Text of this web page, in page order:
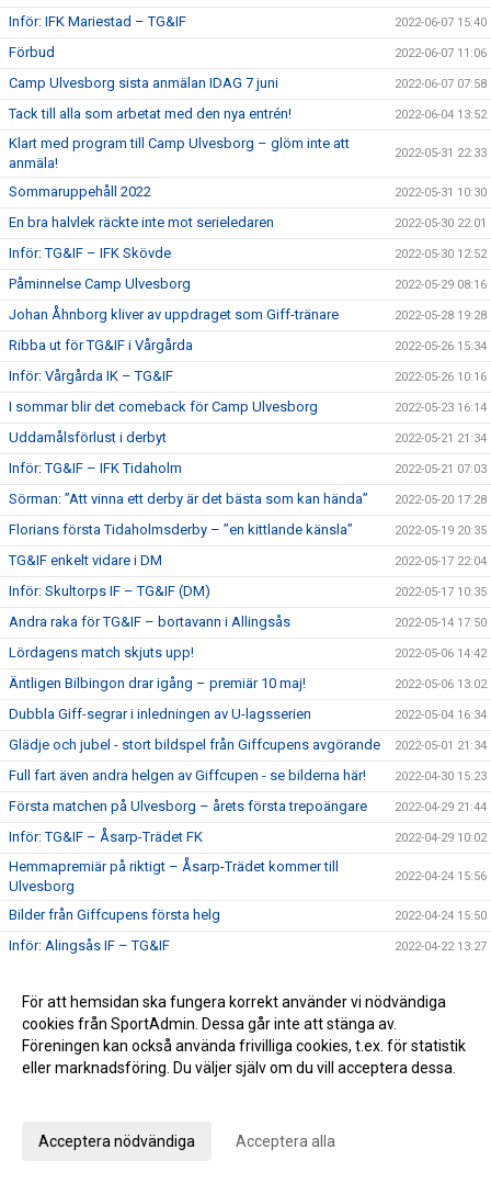
Inför: IFK Mariestad – TG&IF 2022-06-07 15:40
Förbud 2022-06-07 11:06
Camp Ulvesborg sista anmälan IDAG 7 juni 2022-06-07 07:58
Tack till alla som arbetat med den nya entrén! 2022-06-04 13:52
Klart med program till Camp Ulvesborg – glöm inte att
anmäla!
2022-05-31 22:33
Sommaruppehåll 2022 2022-05-31 10:30
En bra halvlek räckte inte mot serieledaren 2022-05-30 22:01
Inför: TG&IF – IFK Skövde 2022-05-30 12:52
Påminnelse Camp Ulvesborg 2022-05-29 08:16
Johan Åhnborg kliver av uppdraget som Giff-tränare 2022-05-28 19:28
Ribba ut för TG&IF i Vårgårda 2022-05-26 15:34
Inför: Vårgårda IK – TG&IF 2022-05-26 10:16
I sommar blir det comeback för Camp Ulvesborg 2022-05-23 16:14
Uddamålsförlust i derbyt 2022-05-21 21:34
Inför: TG&IF – IFK Tidaholm 2022-05-21 07:03
Sörman: ”Att vinna ett derby är det bästa som kan hända” 2022-05-20 17:28
Florians första Tidaholmsderby – ”en kittlande känsla” 2022-05-19 20:35
TG&IF enkelt vidare i DM 2022-05-17 22:04
Inför: Skultorps IF – TG&IF (DM) 2022-05-17 10:35
Andra raka för TG&IF – bortavann i Allingsås 2022-05-14 17:50
Lördagens match skjuts upp! 2022-05-06 14:42
Äntligen Bilbingon drar igång – premiär 10 maj! 2022-05-06 13:02
Dubbla Giff-segrar i inledningen av U-lagsserien 2022-05-04 16:34
Glädje och jubel - stort bildspel från Giffcupens avgörande 2022-05-01 21:34
Full fart även andra helgen av Giffcupen - se bilderna här! 2022-04-30 15:23
Första matchen på Ulvesborg – årets första trepoängare 2022-04-29 21:44
Inför: TG&IF – Åsarp-Trädet FK 2022-04-29 10:02
Hemmapremiär på riktigt – Åsarp-Trädet kommer till
Ulvesborg
2022-04-24 15:56
Bilder från Giffcupens första helg 2022-04-24 15:50
Inför: Alingsås IF – TG&IF 2022-04-22 13:27
Inför: TG&IF – Brålanda IF 2022-04-15 11:09
Ny tid på hemmapremiären 2022-04-11 19:33
Höjdpunkter från premiären mot Holmalunds IF 2022-04-08 22:53
För att hemsidan ska fungera korrekt använder vi nödvändiga
cookies från SportAdmin. Dessa går inte att stänga av.
Föreningen kan också använda frivilliga cookies, t.ex. för statistik
eller marknadsföring. Du väljer själv om du vill acceptera dessa.
Acceptera nödvändiga Acceptera alla